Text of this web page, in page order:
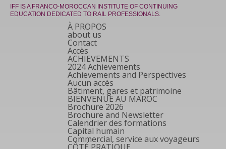
IFF IS A FRANCO-MOROCCAN INSTITUTE OF CONTINUING
EDUCATION DEDICATED TO RAIL PROFESSIONALS.
À PROPOS
about us
Contact
Accès
ACHIEVEMENTS
2024 Achievements
Achievements and Perspectives
Aucun accès
Bâtiment, gares et patrimoine
BIENVENUE AU MAROC
Brochure 2026
Brochure and Newsletter
Calendrier des formations
Capital humain
Commercial, service aux voyageurs